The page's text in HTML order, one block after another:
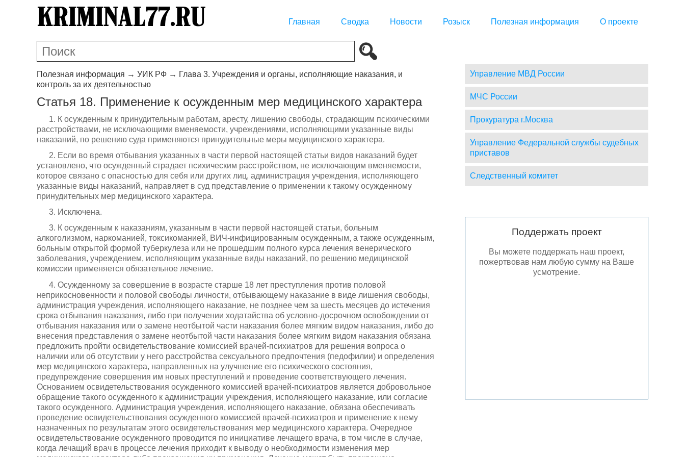
Главная Сводка Новости Розыск Полезная информация О проекте
Полезная информация → УИК РФ → Глава 3. Учреждения и органы, исполняющие наказания, и
контроль за их деятельностью
Статья 18. Применение к осужденным мер медицинского характера
1. К осужденным к принудительным работам, аресту, лишению свободы, страдающим психическими
расстройствами, не исключающими вменяемости, учреждениями, исполняющими указанные виды
наказаний, по решению суда применяются принудительные меры медицинского характера.
2. Если во время отбывания указанных в части первой настоящей статьи видов наказаний будет
установлено, что осужденный страдает психическим расстройством, не исключающим вменяемости,
которое связано с опасностью для себя или других лиц, администрация учреждения, исполняющего
указанные виды наказаний, направляет в суд представление о применении к такому осужденному
принудительных мер медицинского характера.
3. Исключена.
3. К осужденным к наказаниям, указанным в части первой настоящей статьи, больным
алкоголизмом, наркоманией, токсикоманией, ВИЧ-инфицированным осужденным, а также осужденным,
больным открытой формой туберкулеза или не прошедшим полного курса лечения венерического
заболевания, учреждением, исполняющим указанные виды наказаний, по решению медицинской
комиссии применяется обязательное лечение.
4. Осужденному за совершение в возрасте старше 18 лет преступления против половой
неприкосновенности и половой свободы личности, отбывающему наказание в виде лишения свободы,
администрация учреждения, исполняющего наказание, не позднее чем за шесть месяцев до истечения
срока отбывания наказания, либо при получении ходатайства об условно-досрочном освобождении от
отбывания наказания или о замене неотбытой части наказания более мягким видом наказания, либо до
внесения представления о замене неотбытой части наказания более мягким видом наказания обязана
предложить пройти освидетельствование комиссией врачей-психиатров для решения вопроса о
наличии или об отсутствии у него расстройства сексуального предпочтения (педофилии) и определения
мер медицинского характера, направленных на улучшение его психического состояния,
предупреждение совершения им новых преступлений и проведение соответствующего лечения.
Основанием освидетельствования осужденного комиссией врачей-психиатров является добровольное
обращение такого осужденного к администрации учреждения, исполняющего наказание, или согласие
такого осужденного. Администрация учреждения, исполняющего наказание, обязана обеспечивать
проведение освидетельствования осужденного комиссией врачей-психиатров и применение к нему
назначенных по результатам этого освидетельствования мер медицинского характера. Очередное
освидетельствование осужденного проводится по инициативе лечащего врача, в том числе в случае,
когда лечащий врач в процессе лечения приходит к выводу о необходимости изменения мер
Управление МВД России
МЧС России
Прокуратура г.Москва
Управление Федеральной службы судебных
приставов
Следственный комитет
Поддержать проект
Вы можете поддержать наш проект,
пожертвовав нам любую сумму на Ваше
усмотрение.